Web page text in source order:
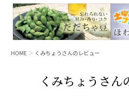
HOME くみちょうさんのレビュー
くみちょうさん